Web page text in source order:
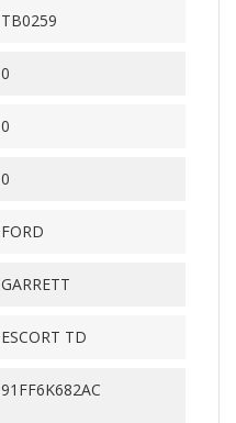
TB0259
0
0
0
FORD
GARRETT
ESCORT TD
91FF6K682AC